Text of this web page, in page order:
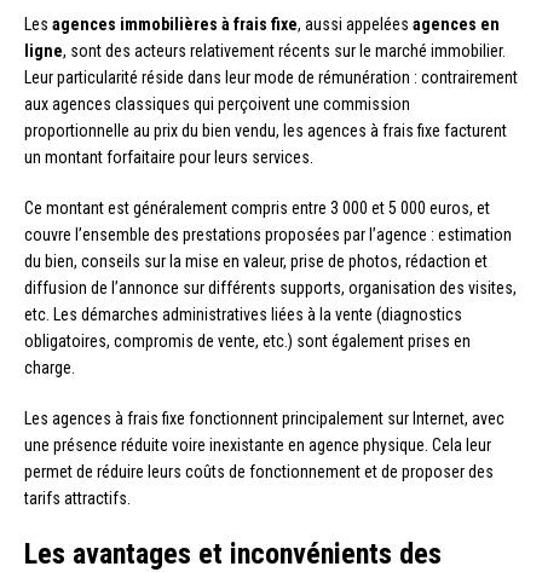
Les agences immobilières à frais fixe, aussi appelées agences en
ligne, sont des acteurs relativement récents sur le marché immobilier.
Leur particularité réside dans leur mode de rémunération : contrairement
aux agences classiques qui perçoivent une commission
proportionnelle au prix du bien vendu, les agences à frais fixe facturent
un montant forfaitaire pour leurs services.
Ce montant est généralement compris entre 3 000 et 5 000 euros, et
couvre l’ensemble des prestations proposées par l’agence : estimation
du bien, conseils sur la mise en valeur, prise de photos, rédaction et
diffusion de l’annonce sur différents supports, organisation des visites,
etc. Les démarches administratives liées à la vente (diagnostics
obligatoires, compromis de vente, etc.) sont également prises en
charge.
Les agences à frais fixe fonctionnent principalement sur Internet, avec
une présence réduite voire inexistante en agence physique. Cela leur
permet de réduire leurs coûts de fonctionnement et de proposer des
tarifs attractifs.
Les avantages et inconvénients des